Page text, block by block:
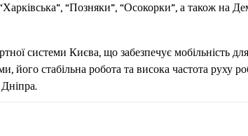
“Позняки”, “Осокорки”, а також на
системи Києва, що забезпечує мобільність для
стабільна робота та висока частота руху